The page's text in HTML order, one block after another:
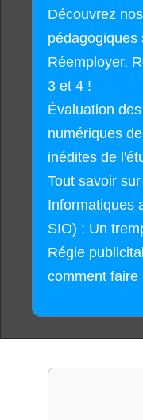
Découvrez
pédagogiques
Réemployer,
3 et 4 !
Évaluation
numériques
inédites de
Tout savoir
Informatiques
SIO) : Un
Régie
comment faire